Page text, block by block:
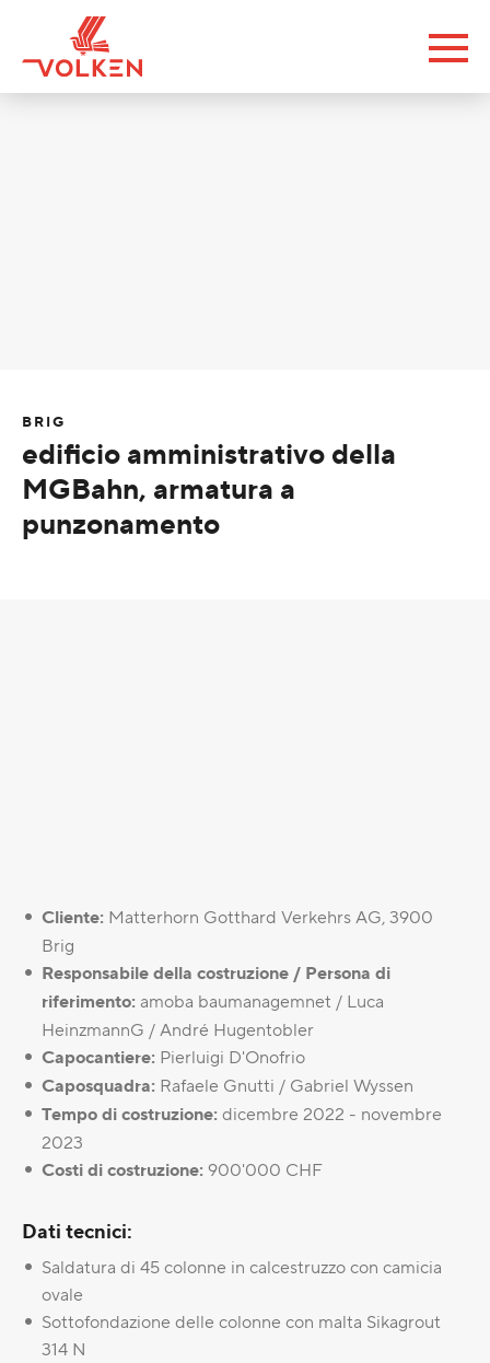
BRIG
edificio amministrativo della
MGBahn, armatura a
punzonamento
Cliente: Matterhorn Gotthard Verkehrs AG, 3900
Brig
Responsabile della costruzione / Persona di
riferimento: amoba baumanagemnet / Luca
HeinzmannG / André Hugentobler
Capocantiere: Pierluigi D'Onofrio
Caposquadra: Rafaele Gnutti / Gabriel Wyssen
Tempo di costruzione: dicembre 2022 - novembre
2023
Costi di costruzione: 900'000 CHF
Dati tecnici:
Saldatura di 45 colonne in calcestruzzo con camicia
ovale
Sottofondazione delle colonne con malta Sikagrout
314 N